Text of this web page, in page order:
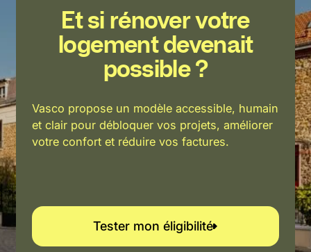
Et si rénover votre
logement devenait
possible ?
Vasco propose un modèle accessible, humain
et clair pour débloquer vos projets, améliorer
votre confort et réduire vos factures.
Tester mon éligibilité